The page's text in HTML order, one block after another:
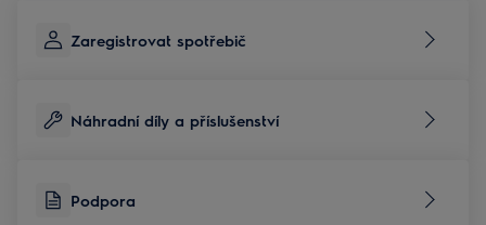
Zaregistrovat spotřebič
Náhradní díly a příslušenství
Podpora